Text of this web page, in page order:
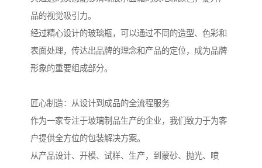
品的视觉吸引力。
经过精心设计的玻璃瓶，可以通过不同的造型、色彩和
表面处理，传达出品牌的理念和产品的定位，成为品牌
形象的重要组成部分。
匠心制造：从设计到成品的全流程服务
作为一家专注于玻璃制品生产的企业，我们致力于为客
户提供全方位的包装解决方案。
从产品设计、开模、试样、生产，到蒙砂、抛光、喷